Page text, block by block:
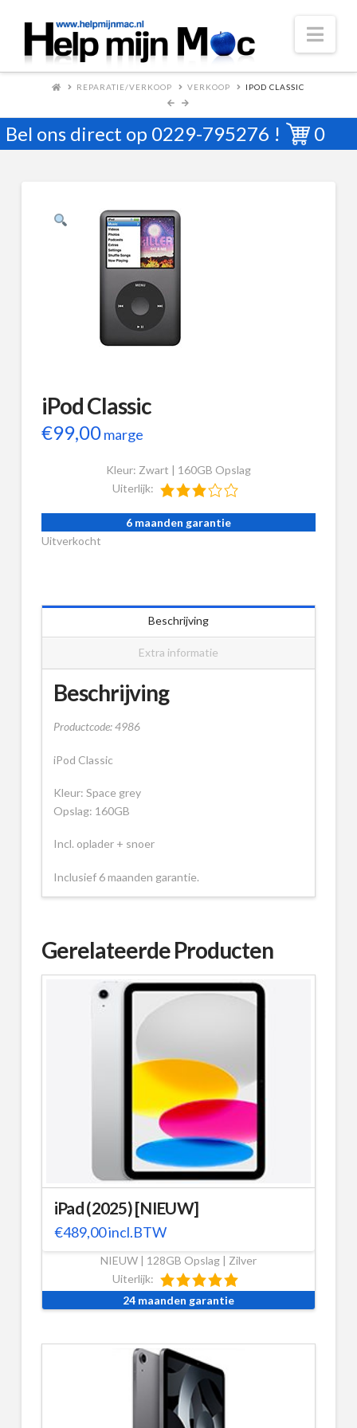
REPARATIE/VERKOOP VERKOOP IPOD CLASSIC
Bel ons direct op 0229-795276 ! 0
iPod Classic
€99,00marge
Kleur: Zwart | 160GB Opslag
Uiterlijk:
6 maanden garantie
Uitverkocht
Beschrijving
Extra informatie
Beschrijving
Productcode: 4986
iPod Classic
Kleur: Space grey
Opslag: 160GB
Incl. oplader + snoer
Inclusief 6 maanden garantie.
Gerelateerde Producten
iPad (2025) [NIEUW]
€489,00incl.BTW
NIEUW | 128GB Opslag | Zilver
Uiterlijk:
24 maanden garantie